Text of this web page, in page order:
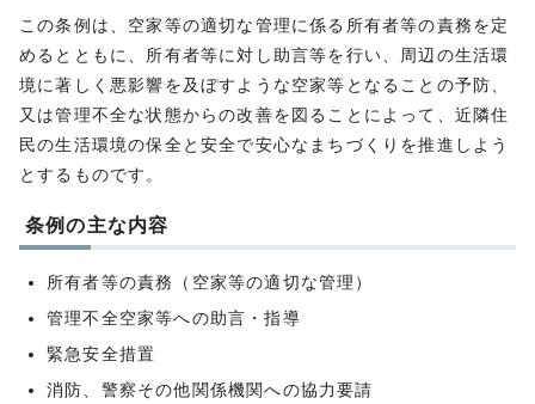
この条例は、空家等の適切な管理に係る所有者等の責務を定
めるとともに、所有者等に対し助言等を行い、周辺の生活環
境に著しく悪影響を及ぼすような空家等となることの予防、
又は管理不全な状態からの改善を図ることによって、近隣住
民の生活環境の保全と安全で安心なまちづくりを推進しよう
とするものです。
条例の主な内容
所有者等の責務（空家等の適切な管理）
管理不全空家等への助言・指導
緊急安全措置
消防、警察その他関係機関への協力要請